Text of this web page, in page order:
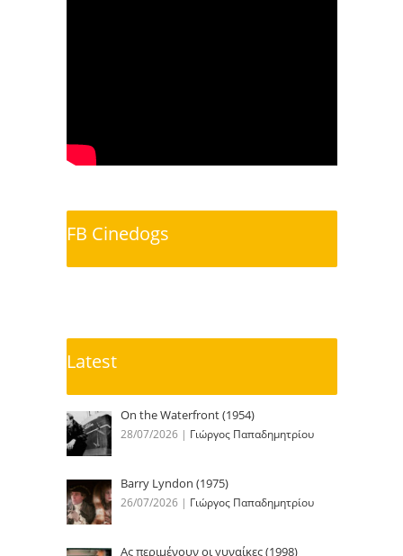
FB Cinedogs
Latest
On the Waterfront (1954)
28/07/2026 | Γιώργος Παπαδημητρίου
Barry Lyndon (1975)
26/07/2026 | Γιώργος Παπαδημητρίου
Ας περιμένουν οι γυναίκες (1998)